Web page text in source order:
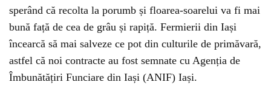
sperând că recolta la porumb și floarea-soarelui va fi mai
bună față de cea de grâu și rapiță. Fermierii din Iași
încearcă să mai salveze ce pot din culturile de primăvară,
astfel că noi contracte au fost semnate cu Agenția de
Îmbunătățiri Funciare din Iași (ANIF) Iași.